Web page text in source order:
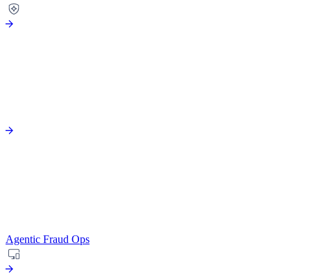
Agentic Fraud Ops